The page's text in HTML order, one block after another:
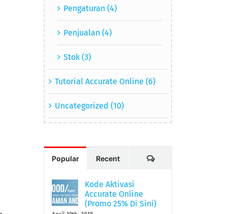
Pengaturan (4)
Penjualan (4)
Stok (3)
Tutorial Accurate Online (6)
Uncategorized (10)
Popular Recent Comments
Kode Aktivasi
Accurate Online
(Promo 25% Di Sini)